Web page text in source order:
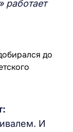
работает
И